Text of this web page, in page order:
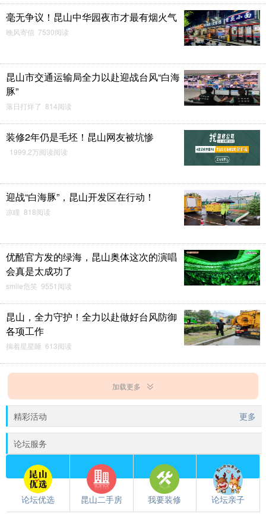
毫无争议！昆山中华园夜市才最有烟火气
晚风寄信 7530阅读
昆山市交通运输局全力以赴迎战台风“白海
豚”
落日打烊了 814阅读
装修2年仍是毛坯！昆山网友被坑惨
1999.2万阅读阅读
迎战“白海豚”，昆山开发区在行动！
凉瞳 818阅读
优酷官方发的绿海，昆山奥体这次的演唱
会真是太成功了
smile危笑 9551阅读
昆山，全力守护！全力以赴做好台风防御
各项工作
揣着星星睡 613阅读
加载更多
精彩活动 更多
论坛服务
论坛优选 昆山二手房 我要装修 论坛亲子